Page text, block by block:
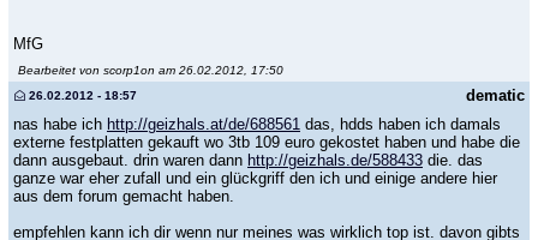
MfG
Bearbeitet von scorp1on am 26.02.2012, 17:50
dematic
26.02.2012 - 18:57
nas habe ich http://geizhals.at/de/688561 das, hdds haben ich damals
externe festplatten gekauft wo 3tb 109 euro gekostet haben und habe die
dann ausgebaut. drin waren dann http://geizhals.de/588433 die. das
ganze war eher zufall und ein glückgriff den ich und einige andere hier
aus dem forum gemacht haben.
empfehlen kann ich dir wenn nur meines was wirklich top ist. davon gibts